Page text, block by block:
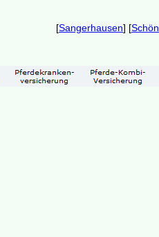
[Sangerhausen] [